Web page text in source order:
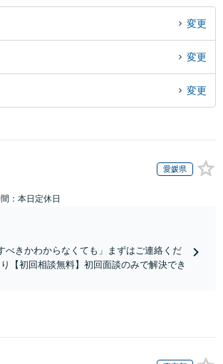
変更
変更
変更
愛媛県
：本日定休日
きかわからなくても」まずはご連絡くだ
【初回相談無料】初回面談のみで解決でき